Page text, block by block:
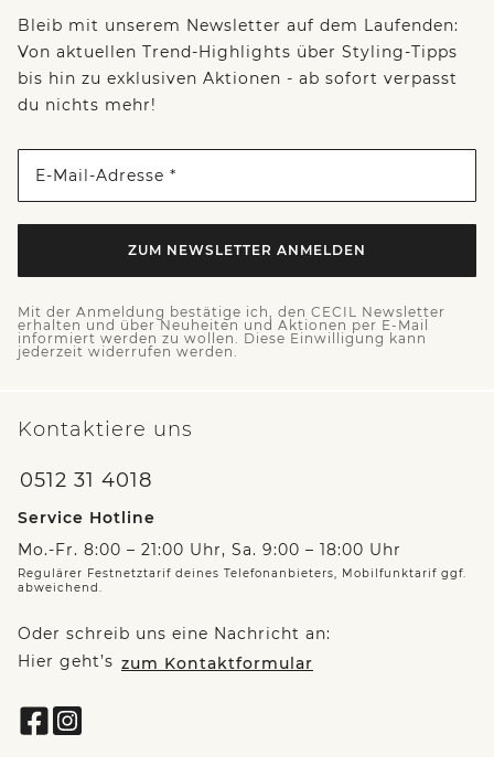
Bleib mit unserem Newsletter auf dem Laufenden:
Von aktuellen Trend-Highlights über Styling-Tipps
bis hin zu exklusiven Aktionen - ab sofort verpasst
du nichts mehr!
E-Mail-Adresse *
ZUM NEWSLETTER ANMELDEN
Mit der Anmeldung bestätige ich, den CECIL Newsletter
erhalten und über Neuheiten und Aktionen per E-Mail
informiert werden zu wollen. Diese Einwilligung kann
jederzeit widerrufen werden.
Kontaktiere uns
0512 31 4018
Service Hotline
Mo.-Fr. 8:00 – 21:00 Uhr, Sa. 9:00 – 18:00 Uhr
Regulärer Festnetztarif deines Telefonanbieters, Mobilfunktarif ggf.
abweichend.
Oder schreib uns eine Nachricht an:
Hier geht’s zum Kontaktformular